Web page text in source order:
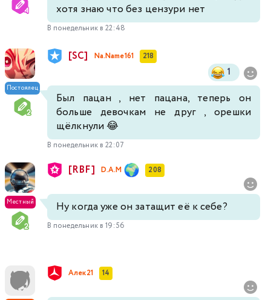
хотя знаю что без цензури нет
В понедельник в 22:48
Постоялец
[SC] Na.Name161 218
1
Был пацан , нет пацана, теперь он
больше девочкам не друг , орешки
щёлкнули 😂
В понедельник в 22:07
Местный
[RBF] D.A.M 208
Ну когда уже он затащит её к себе?
В понедельник в 19:56
Алек21 14